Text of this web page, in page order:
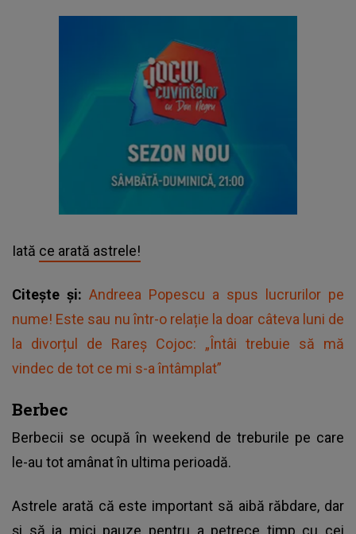
Iată ce arată astrele!
Citește și: Andreea Popescu a spus lucrurilor pe
nume! Este sau nu într-o relație la doar câteva luni de
la divorțul de Rareș Cojoc: „Întâi trebuie să mă
vindec de tot ce mi s-a întâmplat”
Berbec
Berbecii se ocupă în weekend de treburile pe care
le-au tot amânat în ultima perioadă.
Astrele arată că este important să aibă răbdare, dar
și să ia mici pauze pentru a petrece timp cu cei